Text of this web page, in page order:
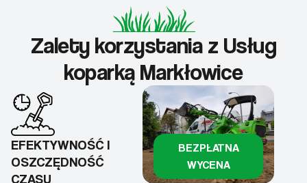
Zalety korzystania z Usług
koparką Markłowice
EFEKTYWNOŚĆ I
OSZCZĘDNOŚĆ
CZASU
BEZPŁATNA
WYCENA